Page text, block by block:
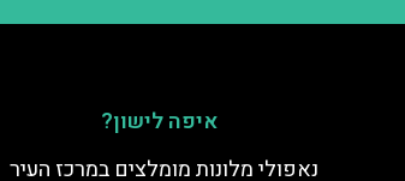
איפה לישון?
נאפולי מלונות מומלצים במרכז העיר